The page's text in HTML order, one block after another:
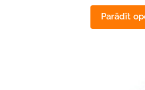
Parādīt